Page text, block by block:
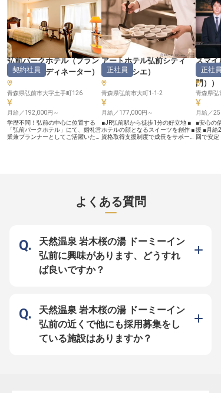
よい空間を創り出すことが、私たち
の大切な使命です。 あなたの細や
かな気配りが、お客様の旅の思い出
をより豊かなものにします。 ーー
【安心して長く働ける充実のサポー
ト体制】 新しい環境でのスタート
を全力で応援します。 住居の移動
を伴う転勤の際には、社内規定に基
づき寮または借上げ社宅をご用意
し、引越し費用や交通費も会社が負
担いたします。 月給213,000円から
の安定した給与に加え、年3回の賞
与や社会保険完備、退職金制度な
ど、将来を見据えた福利厚生も充
実。 年間休日110日とプライベート
も大切にでき、資格取得支援制度で
スキルアップも可能です。 ※2026
年03月09日時点の情報です
いう笑顔を直接感じられるやりがい
のあるお仕事です。 温かいお料理
と笑顔で、旅の疲れを癒やすひとと
きを演出してください。 お客様と
の触れ合いを大切にし、おもてなし
の心を込めてサービスを提供できる
方を心よりお待ちしております。
ーー【安心の環境で成長できる、充
実のサポート体制】 当施設では、
スタッフ一人ひとりが安心して長く
働ける環境を整えています。 月給
213,000円に加え、年3回の賞与で
日頃の頑張りをしっかり評価。 時
間外勤務は基本的に無く、週休2日
制で年間休日110日と、プライベー
トも大切にしながら働けます。 寮
や借上げ社宅のサポートもあり、新
しい場所での生活も安心です。 社
会保険完備はもちろん、退職金制度
弘前パークホテル（プラン
ナー・コーディネーター）
契約社員
青森県弘前市大字土手町126
月給／192,000円～
学歴不問！弘前の中心に位置する
「弘前パークホテル」にて、婚礼営
業兼プランナーとしてご活躍いただ
社員として働きたい方にもぴったり
のお仕事です。※2023年10月3日時
アートホテル弘前シティ
（パティシエ）
正社員
青森県弘前市大町1-1-2
月給／177,000円～
■JR弘前駅から徒歩1分の好立地 ■
ホテルの顔となるスイーツを創作 ■
資格取得支援制度で成長をサポート
ビュッフェレストランや店頭販売を
通じてお客様に笑顔をお届けしま
す！津軽の四季折々の素材を活かし
はの品質とおもてなしの心を大切に
しながら、甘い幸せを届ける仕事に
携わりませんか？ ーー【あなたの
成長を応援する環境で、パティシエ
は、あなたの「もっと学びたい」
製菓衛生師などの資格取得を目指す
方も安心です。また、育児・介護短
時間勤務制度も完備し、長く活躍で
きる環境を整えています。時間外手
当や休日勤務手当など各種手当も充
実！JR弘前駅から徒歩1分という好
スマイ
ージ
門）
）
正社員
青森県弘
月給／
■安心の
援 ■月給
回で安
【成長を
も充実
メント経
よくある質問
天然温泉 岩木桜の湯 ドーミーイン
弘前に興味があります、どうすれ
ば良いですか？
天然温泉 岩木桜の湯 ドーミーイン
弘前の近くで他にも採用募集をし
ている施設はありますか？